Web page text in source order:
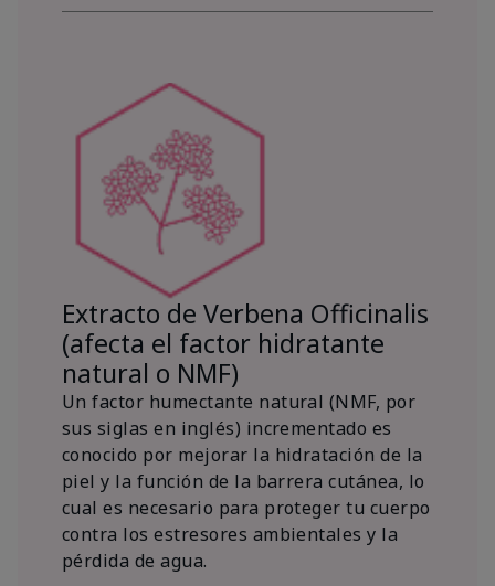
Extracto de Verbena Officinalis
(afecta el factor hidratante
natural o NMF)
Un factor humectante natural (NMF, por
sus siglas en inglés) incrementado es
conocido por mejorar la hidratación de la
piel y la función de la barrera cutánea, lo
cual es necesario para proteger tu cuerpo
contra los estresores ambientales y la
pérdida de agua.